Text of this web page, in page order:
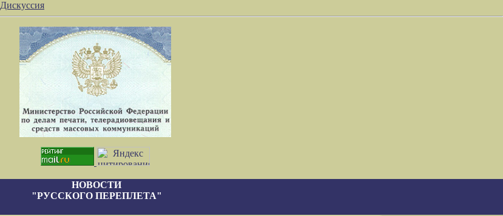
Дискуссия
НОВОСТИ
"РУССКОГО ПЕРЕПЛЕТА"